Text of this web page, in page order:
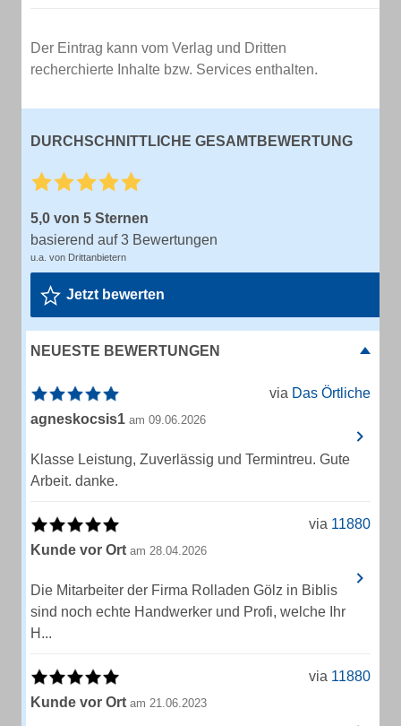
Der Eintrag kann vom Verlag und Dritten
recherchierte Inhalte bzw. Services enthalten.
DURCHSCHNITTLICHE GESAMTBEWERTUNG
5,0 von 5 Sternen
basierend auf 3 Bewertungen
u.a. von Drittanbietern
Jetzt bewerten
NEUESTE BEWERTUNGEN
via Das Örtliche
agneskocsis1 am 09.06.2026
Klasse Leistung, Zuverlässig und Termintreu. Gute
Arbeit. danke.
via 11880
Kunde vor Ort am 28.04.2026
Die Mitarbeiter der Firma Rolladen Gölz in Biblis
sind noch echte Handwerker und Profi, welche Ihr
H...
via 11880
Kunde vor Ort am 21.06.2023